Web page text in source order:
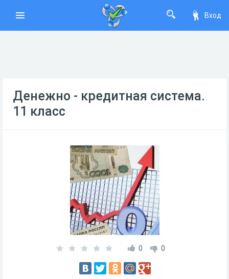
Вход
Денежно - кредитная система.
11 класс
0 0